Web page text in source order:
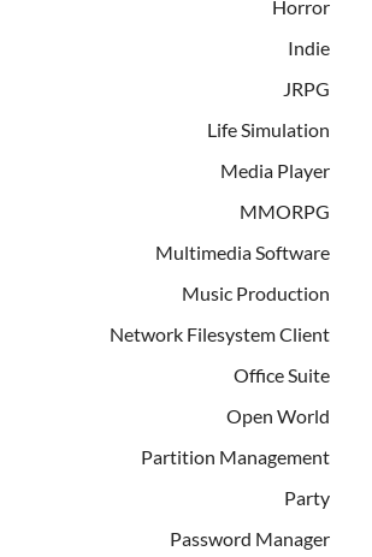
Horror
Indie
JRPG
Life Simulation
Media Player
MMORPG
Multimedia Software
Music Production
Network Filesystem Client
Office Suite
Open World
Partition Management
Party
Password Manager